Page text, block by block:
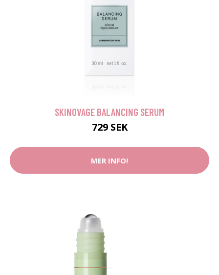
SKINOVAGE BALANCING SERUM
729 SEK
MER INFO!